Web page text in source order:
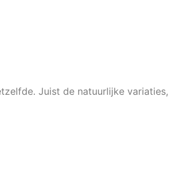
Juist de natuurlijke variaties,